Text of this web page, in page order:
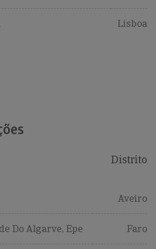
Lisboa
Distrito
Aveiro
Do Algarve, Epe Faro